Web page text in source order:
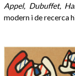
Appel, Dubuffet,
modern i de recerca